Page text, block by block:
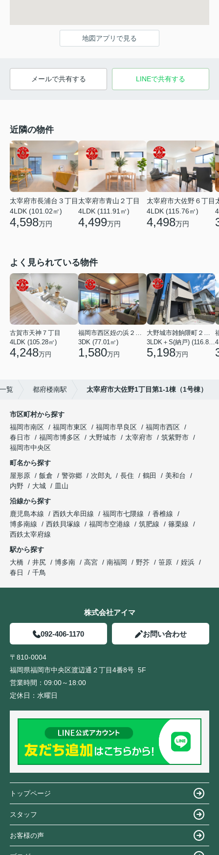
地図アプリで見る
メールで共有する LINEで共有する
近隣の物件
太宰府市長浦台３丁目
4LDK (101.02㎡)
4,598万円
太宰府市青山２丁目
4LDK (111.91㎡)
4,499万円
太宰府市大佐野６丁目
4LDK (115.76㎡)
4,498万円
よく見られている物件
古賀市天神７丁目
4LDK (105.28㎡)
4,248万円
福岡市西区姪の浜２丁目
3DK (77.01㎡)
1,580万円
大野城市雑餉隈町２丁目
3LDK＋S(納戸) (116.80㎡)
5,198万円
覧 都府楼南駅 太宰府市大佐野1丁目第1-1棟（1号棟）
市区町村から探す
福岡市南区
福岡市東区 福岡市早良区
福岡市西区
春日市
福岡市博多区 大野城市 太宰府市
筑紫野市
福岡市中央区
町名から探す
屋形原
飯倉 警弥郷 次郎丸 長住 鶴田
美和台
内野
大城
皿山
沿線から探す
鹿児島本線
西鉄大牟田線 福岡市七隈線
香椎線
博多南線
西鉄貝塚線 福岡市空港線 筑肥線
篠栗線
西鉄太宰府線
駅から探す
大橋
井尻 博多南 高宮 南福岡 野芥 笹原
姪浜
春日
千鳥
株式会社アイマ
092-406-1170 お問い合わせ
〒810-0004
福岡県福岡市中央区渡辺通２丁目4番8号 5F
営業時間： 09:00～18:00
定休日： 水曜日
トップページ
スタッフ
お客様の声